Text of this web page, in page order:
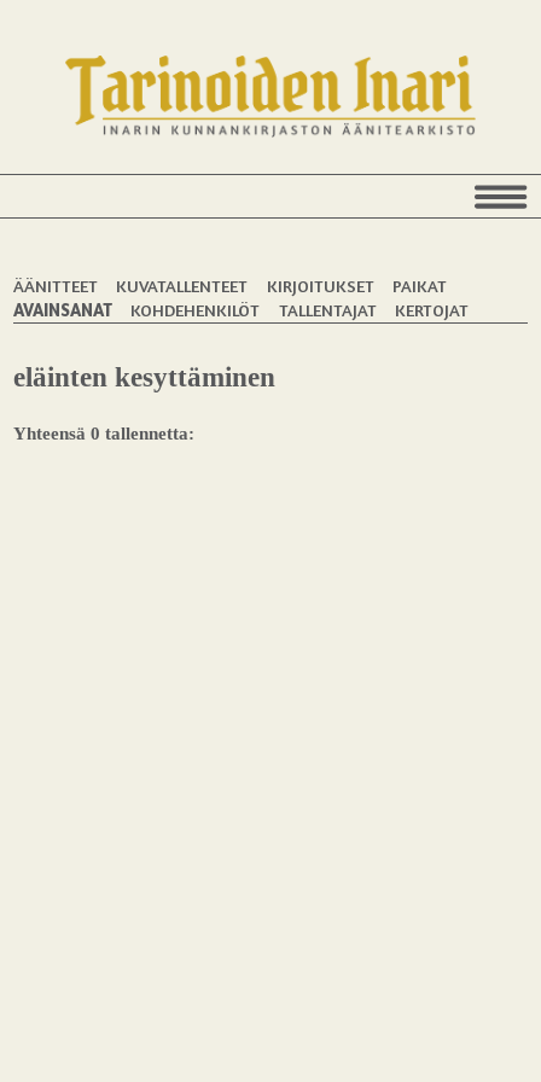
ÄÄNITTEET KUVATALLENTEET KIRJOITUKSET
PAIKAT
AVAINSANAT
KOHDEHENKILÖT TALLENTAJAT KERTOJAT
eläinten kesyttäminen
Yhteensä 0 tallennetta: